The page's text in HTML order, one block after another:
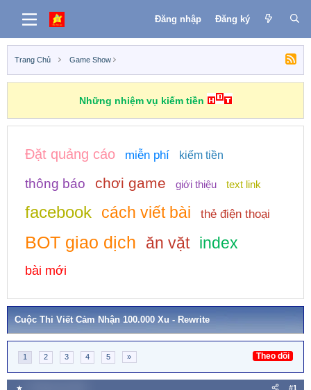
Đăng nhập Đăng ký
Trang Chủ Game Show
Những nhiệm vụ kiếm tiền
Đặt quảng cáo miễn phí kiếm tiền
thông báo chơi game giới thiệu text link
facebook cách viết bài thẻ điện thoại
BOT giao dịch ăn vặt index
bài mới
Cuộc Thi Viết Cảm Nhận 100.000 Xu - Rewrite
1 2 3 4 5 » Theo dõi
★ #1